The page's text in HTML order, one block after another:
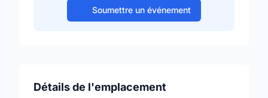
Soumettre un événement
Détails de l'emplacement